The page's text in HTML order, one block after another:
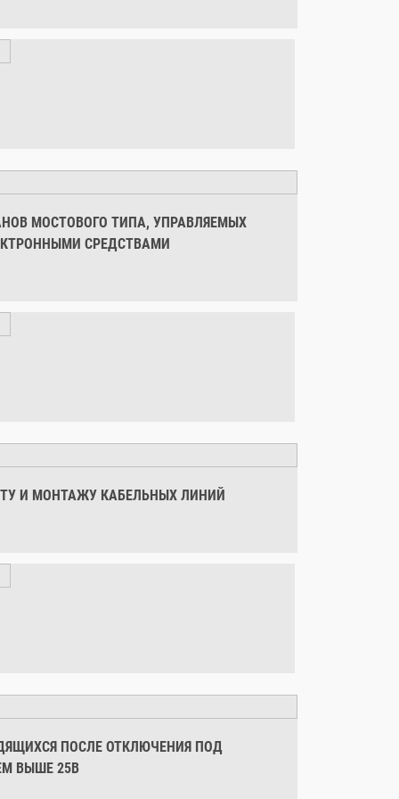
МОСТОВОГО ТИПА, УПРАВЛЯЕМЫХ
СРЕДСТВАМИ
И МОНТАЖУ КАБЕЛЬНЫХ ЛИНИЙ
ПОСЛЕ ОТКЛЮЧЕНИЯ ПОД
ВЫШЕ 25В